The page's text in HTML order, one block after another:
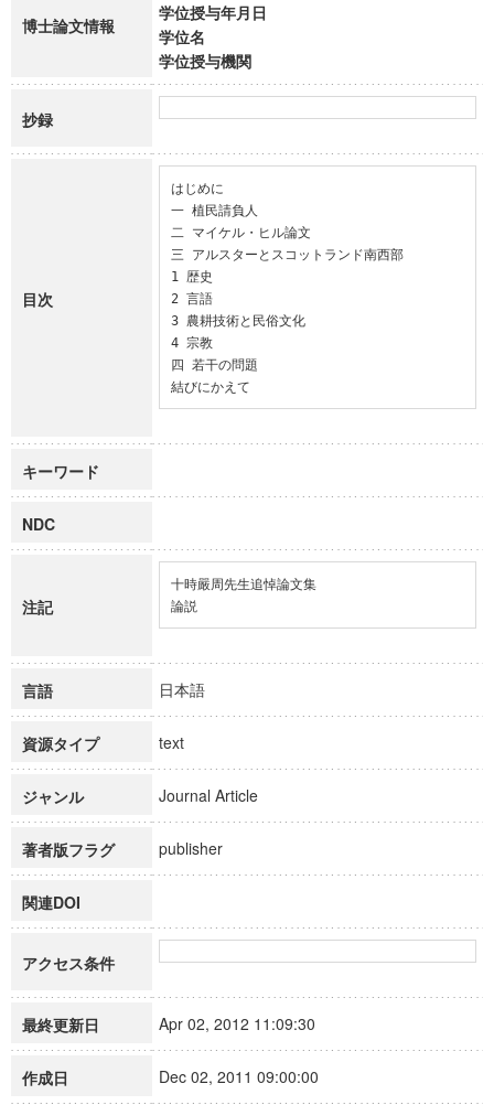
博士論文情報
学位授与年月日
学位名
学位授与機関
抄録
目次
はじめに
一 植民請負人
二 マイケル・ヒル論文
三 アルスターとスコットランド南西部
1 歴史
2 言語
3 農耕技術と民俗文化
4 宗教
四 若干の問題
結びにかえて
キーワード
NDC
注記
十時嚴周先生追悼論文集
論説
言語 日本語
資源タイプ text
ジャンル Journal Article
著者版フラグ publisher
関連DOI
アクセス条件
最終更新日 Apr 02, 2012 11:09:30
作成日 Dec 02, 2011 09:00:00